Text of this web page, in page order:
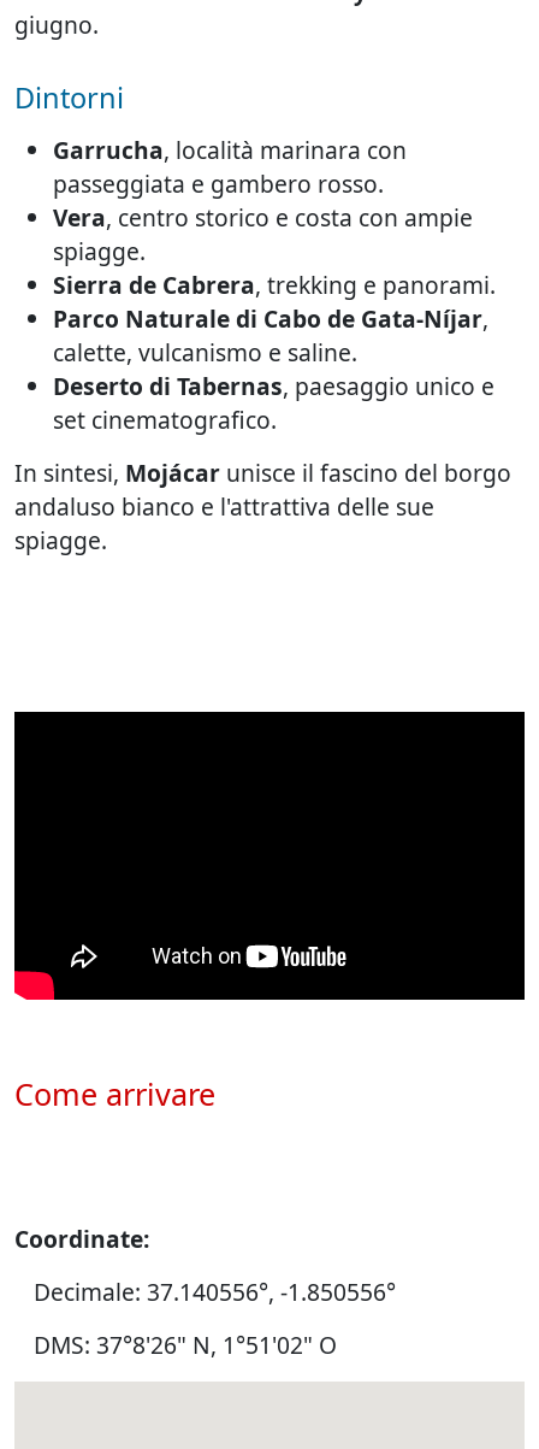
giugno.
Dintorni
Garrucha, località marinara con
passeggiata e gambero rosso.
Vera, centro storico e costa con ampie
spiagge.
Sierra de Cabrera, trekking e panorami.
Parco Naturale di Cabo de Gata-Níjar,
calette, vulcanismo e saline.
Deserto di Tabernas, paesaggio unico e
set cinematografico.
In sintesi, Mojácar unisce il fascino del borgo
andaluso bianco e l'attrattiva delle sue
spiagge.
Come arrivare
Coordinate:
Decimale: 37.140556°, -1.850556°
DMS: 37°8'26" N, 1°51'02" O